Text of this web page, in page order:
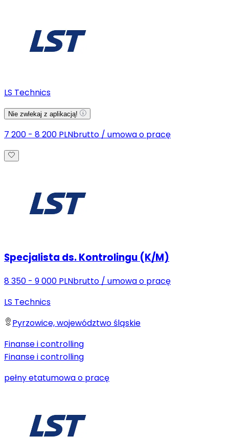
LS Technics
Nie zwlekaj z aplikacją!
7 200 - 8 200 PLNbrutto / umowa o pracę
Specjalista ds. Kontrolingu (K/M)
8 350 - 9 000 PLNbrutto / umowa o pracę
LS Technics
Pyrzowice, województwo śląskie
Finanse i controlling
Finanse i controlling
pełny etatumowa o pracę